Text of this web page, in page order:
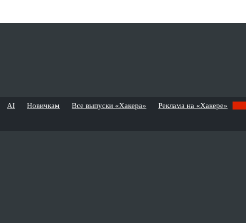
AI Новичкам Все выпуски «Хакера» Реклама на «Хакере»